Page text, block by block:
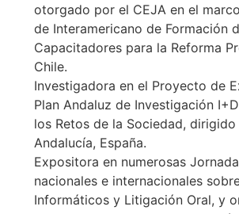
otorgado por el CEJA en el
de Interamericano de Formación
Capacitadores para la Reforma
Chile.
Investigadora en el Proyecto de
Plan Andaluz de Investigación
los Retos de la Sociedad,
Andalucía, España.
Expositora en numerosas
nacionales e internacionales
Informáticos y Litigación Oral, y